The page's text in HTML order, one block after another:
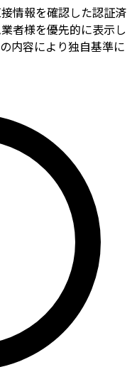
情報を確認した認証済
者様を優先的に表示し
内容により独自基準に